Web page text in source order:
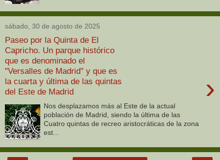
sábado, 30 de agosto de 2025
Paseo por la Quinta de El
Capricho. Un parque histórico
que es denominado el
"Versalles de Madrid" y que es
la cuarta y última de las quintas
del Este de Madrid
›
Nos desplazamos más al Este de la actual
población de Madrid, siendo la última de las
Cuatro quintas de recreo aristocráticas de la zona
est...